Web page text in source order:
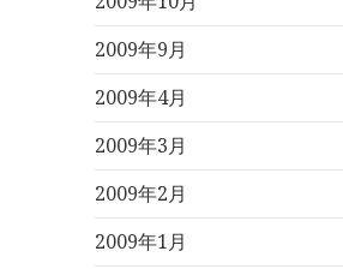
2009年9月
2009年4月
2009年3月
2009年2月
2009年1月